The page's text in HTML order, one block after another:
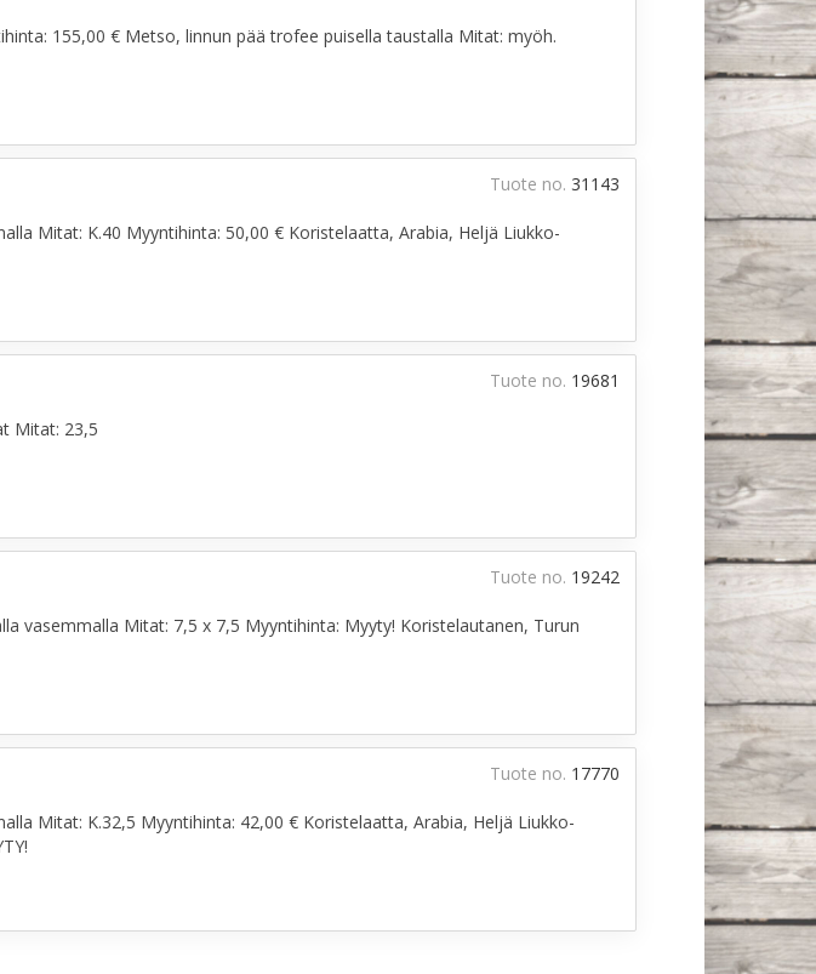
155,00 € Metso, linnun pää trofee puisella taustalla Mitat: myöh.
Mitat: K.40 Myyntihinta: 50,00 € Koristelaatta, Arabia, Heljä Liukko-
Tuote no. 31143
Mitat: 23,5
Tuote no. 19681
vasemmalla Mitat: 7,5 x 7,5 Myyntihinta: Myyty! Koristelautanen, Turun
Tuote no. 19242
Mitat: K.32,5 Myyntihinta: 42,00 € Koristelaatta, Arabia, Heljä Liukko-
Tuote no. 17770